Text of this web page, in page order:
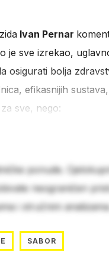
Ivan Pernar
je sve izrekao,
osigurati bolja
efikasnijih
sve, nego:
ponude.
neograničen
i stručnim
SABOR